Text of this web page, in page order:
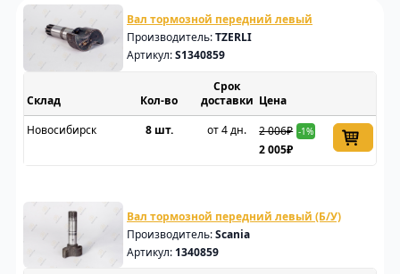
Вал тормозной передний левый
Производитель:TZERLI
Артикул:S1340859
Склад
Срок
доставки Цена
Новосибирск
8 шт. от 4 дн. 2 006₽ -1%
2 005₽
Вал тормозной передний левый (Б/У)
Производитель:Scania
Артикул: 1340859